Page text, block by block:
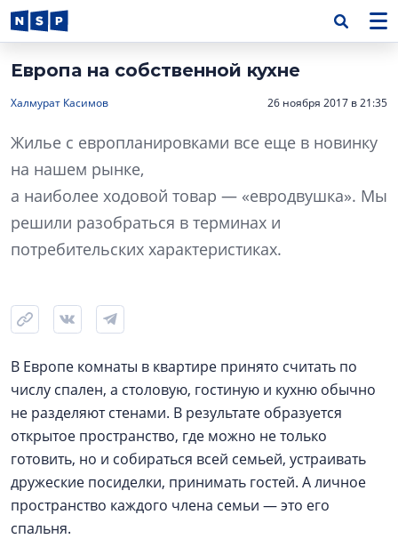
Европа на собственной кухне
Халмурат Касимов 26 ноября 2017 в 21:35
Жилье с европланировками все еще в новинку
на нашем рынке,
а наиболее ходовой товар — «евродвушка». Мы
решили разобраться в терминах и
потребительских характеристиках.
В Европе комнаты в квартире принято считать по
числу спален, а столовую, гостиную и кухню обычно
не разделяют стенами. В результате образуется
открытое пространство, где можно не только
готовить, но и собираться всей семьей, устраивать
дружеские посиделки, принимать гостей. А личное
пространство каждого члена семьи — это его
спальня.